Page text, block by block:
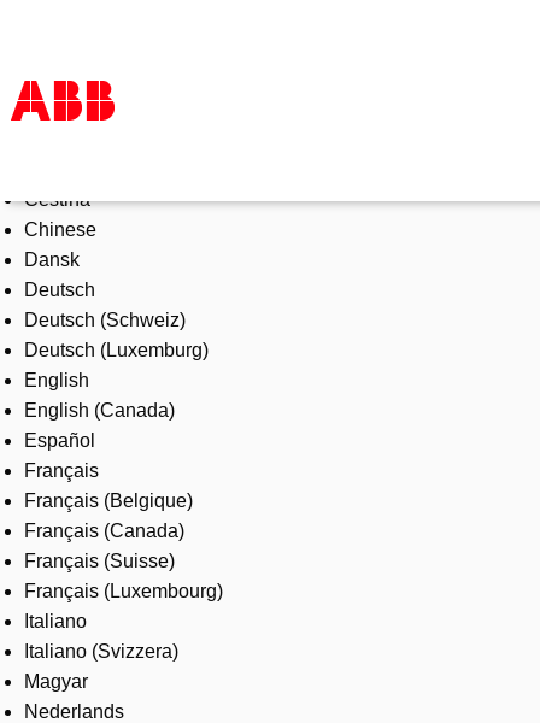
Products & Solutions
Industries
Services
About us
Where to buy
Contact us
Careers
Čeština
Chinese
Dansk
Deutsch
Deutsch (Schweiz)
Deutsch (Luxemburg)
English
English (Canada)
Español
Français
Français (Belgique)
Français (Canada)
Français (Suisse)
Français (Luxembourg)
Italiano
Italiano (Svizzera)
Magyar
Nederlands